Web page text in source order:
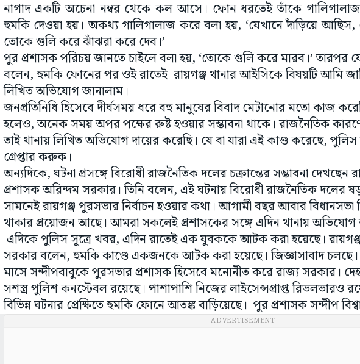
নাগাদ একটি অচেনা নম্বর থেকে কল আসে। ফোন ধরতেই তাঁকে
হুমকি দেওয়া হয়। অকথ্য গালিগালাজ করে বলা হয়, ‘যেখানে দাঁড়িয়ে
তোকে গুলি করে ঝাঁঝরা করে দেব।’
পুর প্রশাসক পরিচয় জানতে চাইলে বলা হয়, ‘তোকে গুলি করে মারব।’ তারপর
বলেন, হুমকি ফোনের পর ওই রাতেই রায়গঞ্জ থানার আইসিকে বিষয়টি আমি
লিখিত অভিযোগ জানালাম।
জনপ্রতিনিধি হিসেবে দীর্ঘসময় ধরে বহু মানুষের বিবাদ মেটানোর মতো কাজ
হলেও, অনেক সময় অপর পক্ষের রুষ্ট হওয়ার সম্ভাবনা থাকে। রাজনৈতিক
তাই থানায় লিখিত অভিযোগ দায়ের করেছি। যে বা যারা এই কাণ্ড করেছে, পুলিস
গ্ৰেপ্তার করুক।
অন্যদিকে, ঘটনা প্রসঙ্গে বিরোধী রাজনৈতিক দলের চক্রান্তের সম্ভাবনা
প্রশাসক অরিন্দম সরকার। তিনি বলেন, এই ঘটনায় বিরোধী রাজনৈতিক দলের
সামনেই রায়গঞ্জ পুরসভার নির্বাচন হওয়ার কথা। আগামী বছর আবার বিধানসভা
থাকার প্রয়োজন আছে। আমরা সকলেই প্রশাসকের সঙ্গে এদিন থানায় অভিযোগ
এদিকে পুলিস সূত্রে খবর, এদিন রাতেই এক যুবককে আটক করা হয়েছে। রায়গঞ্জ
সরকার বলেন, হুমকি কাণ্ডে একজনকে আটক করা হয়েছে। জিজ্ঞাসাবাদ
মাসে সন্দীপবাবুকে পুরসভার প্রশাসক হিসেবে মনোনীত করে রাজ্য সরকার।
সশস্ত্র পুলিশ কনস্টেবল রয়েছে। পাশাপাশি নিজের লাইসেন্সপ্রাপ্ত রিভলভারও
বিভিন্ন ঘটনার প্রেক্ষিতে হুমকি ফোনে আতঙ্ক বাড়িয়েছে। পুর প্রশাসক সন্দীপ
ADVERTISEMENT